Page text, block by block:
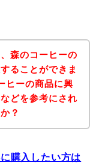
森のコーヒーの
ることができま
ヒーの商品に興
どを参考にされ
？
購入したい方は